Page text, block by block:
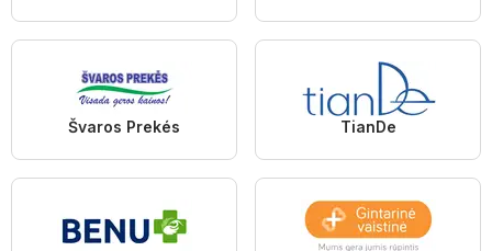
Švaros Prekés TianDe